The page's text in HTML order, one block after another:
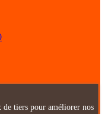
de tiers pour améliorer nos